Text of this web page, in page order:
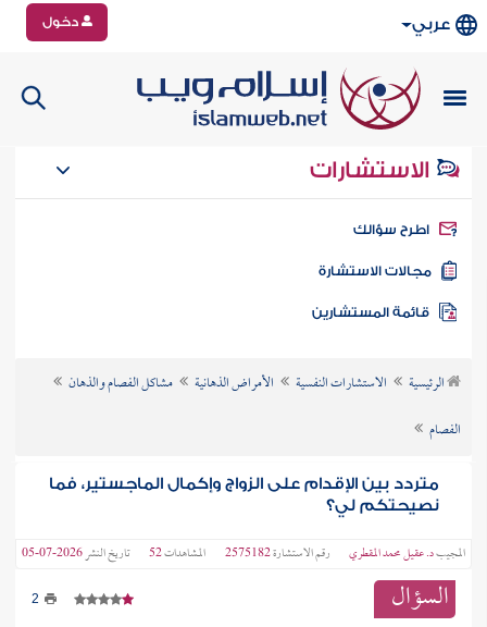
عربي دخول
الاستشارات
سؤالك
الاستشارة
الرئيسية الاستشارات النفسية الأمراض الذهانية
مشاكل الفصام والذهان
الفصام
متردد بين الإقدام على الزواج وإكمال الماجستير، فما
نصيحتكم لي؟
المجيبد. عقيل محمد المقطري رقم الاستشارة2575182 المشاهدات52 تاريخ النشر2026-07-05
السؤال 2